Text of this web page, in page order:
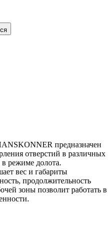
предназначен
отверстий в различных
в режиме долота.
вес и габариты
продолжительность
зоны позволит работать в